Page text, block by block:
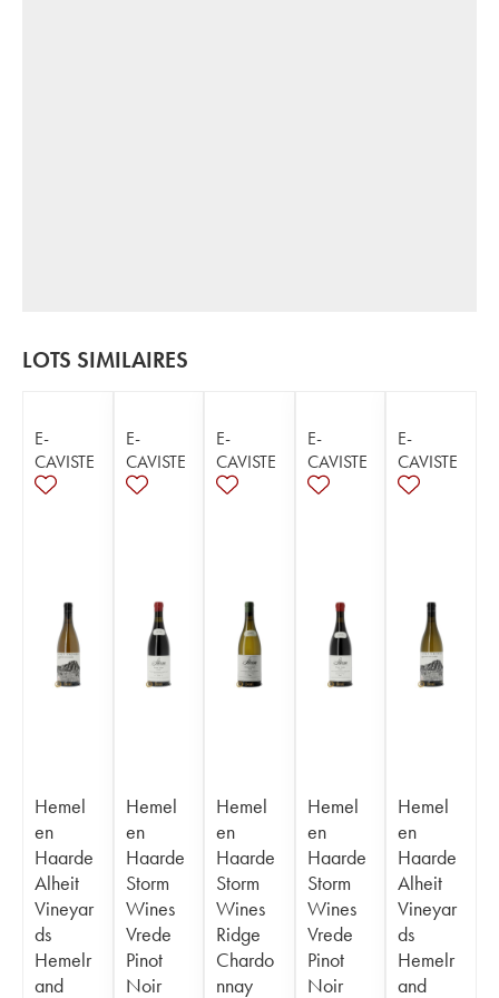
LOTS SIMILAIRES
E-
CAVISTE
Hemel
en
Haarde
Alheit
Vineyar
ds
Hemelr
and
E-
CAVISTE
Hemel
en
Haarde
Storm
Wines
Vrede
Pinot
Noir
E-
CAVISTE
Hemel
en
Haarde
Storm
Wines
Ridge
Chardo
nnay
E-
CAVISTE
Hemel
en
Haarde
Storm
Wines
Vrede
Pinot
Noir
E-
CAVISTE
Hemel
en
Haarde
Alheit
Vineyar
ds
Hemelr
and